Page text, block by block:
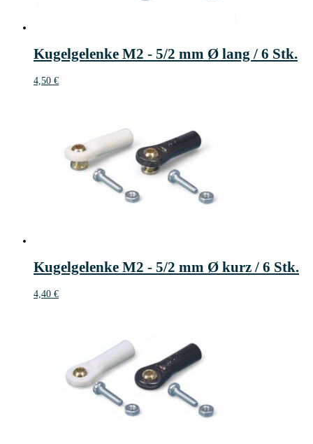
Kugelgelenke M2 - 5/2 mm Ø lang / 6 Stk.
4,50 €
Kugelgelenke M2 - 5/2 mm Ø kurz / 6 Stk.
4,40 €